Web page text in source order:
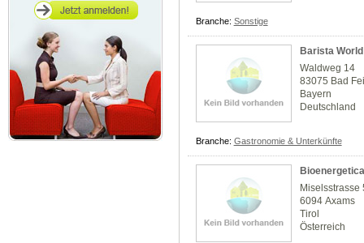
Branche: Sonstige
Barista World
Waldweg 14
83075 Bad
Bayern
Deutschland
Branche: Gastronomie & Unterkünfte
Bioenergetica
Miselsstrasse
6094 Axams
Tirol
Österreich